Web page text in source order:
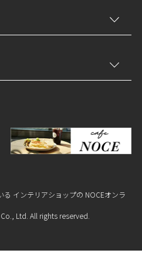
インテリアショップの NOCEオンラ
Co., Ltd. All rights reserved.